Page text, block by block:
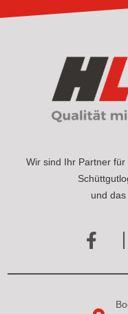
Wir sind Ihr Partner
und das